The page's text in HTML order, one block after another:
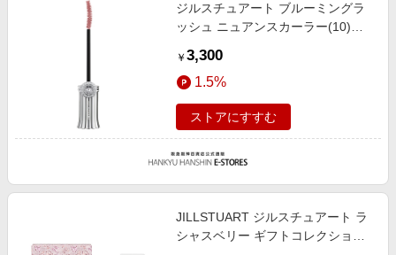
ジルスチュアート ブルーミングラ
ッシュ ニュアンスカーラー(10)
￥ 3,300
1.5%
ストアにすすむ
JILLSTUART ジルスチュアート ラ
シャスベリー ギフトコレクション